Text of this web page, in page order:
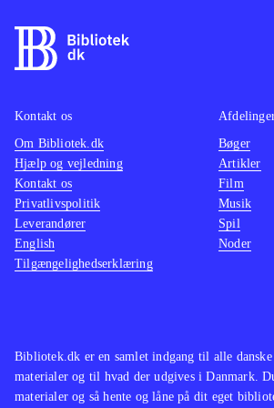
rul. Spillets styring fungerer fint.
Rammen med det klassiske røde
mellem lyd og grafik understøtter
eventyrlige, lidt mystiske og til
mørke stemning der hersker. En
meget livagtig fortællerstemme på
dansk bringer den gode historie
og fører tankerne hen på Tim
universer.
af lidt ældre dato efterhånden.
Det er et stemningsskabende spil
Bibliotek.dk er en samlet indgang til alle
materialer og til hvad der udgives i Danmark.
materialer og så hente og låne på dit eget
Kontakt os
Om Bibliotek.dk
Hjælp og vejledning
Kontakt os
Privatlivspolitik
Leverandører
English
Tilgængelighedserklæring
Bøger
Artikler
Film
Musik
Spil
Noder